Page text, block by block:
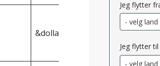
&dollar;3 474
Jeg flytter
Jeg flytter til